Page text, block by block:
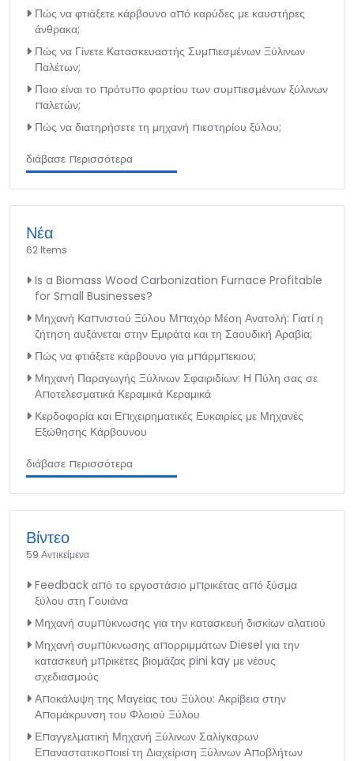
Πώς να φτιάξετε κάρβουνο από καρύδες με καυστήρες
άνθρακα;
Πώς να Γίνετε Κατασκευαστής Συμπιεσμένων Ξύλινων
Παλέτων;
Ποιο είναι το πρότυπο φορτίου των συμπιεσμένων ξύλινων
παλετών;
Πώς να διατηρήσετε τη μηχανή πιεστηρίου ξύλου;
διάβασε περισσότερα
Νέα
62 Items
Is a Biomass Wood Carbonization Furnace Profitable
for Small Businesses?
Μηχανή Καπνιστού Ξύλου Μπαχόρ Μέση Ανατολή: Γιατί η
ζήτηση αυξάνεται στην Εμιράτα και τη Σαουδική Αραβία;
Πώς να φτιάξετε κάρβουνο για μπάρμπεκιου;
Μηχανή Παραγωγής Ξύλινων Σφαιριδίων: Η Πύλη σας σε
Αποτελεσματικά Κεραμικά Κεραμικά
Κερδοφορία και Επιχειρηματικές Ευκαιρίες με Μηχανές
Εξώθησης Κάρβουνου
διάβασε περισσότερα
Βίντεο
59 Αντικείμενα
Feedback από το εργοστάσιο μπρικέτας από ξύσμα
ξύλου στη Γουιάνα
Μηχανή συμπύκνωσης για την κατασκευή δισκίων αλατιού
Μηχανή συμπύκνωσης απορριμμάτων Diesel για την
κατασκευή μπρικέτες βιομάζας pini kay με νέους
σχεδιασμούς
Αποκάλυψη της Μαγείας του Ξύλου: Ακρίβεια στην
Απομάκρυνση του Φλοιού Ξύλου
Επαγγελματική Μηχανή Ξύλινων Σαλίγκαρων
Επαναστατικοποιεί τη Διαχείριση Ξύλινων Αποβλήτων